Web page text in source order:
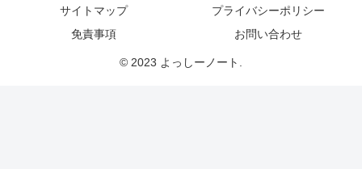
サイトマップ
プライバシーポリシー
免責事項
お問い合わせ
© 2023 よっしーノート.